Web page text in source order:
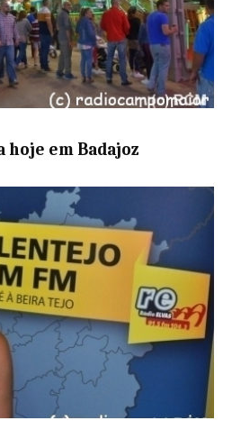
hoje em Badajoz